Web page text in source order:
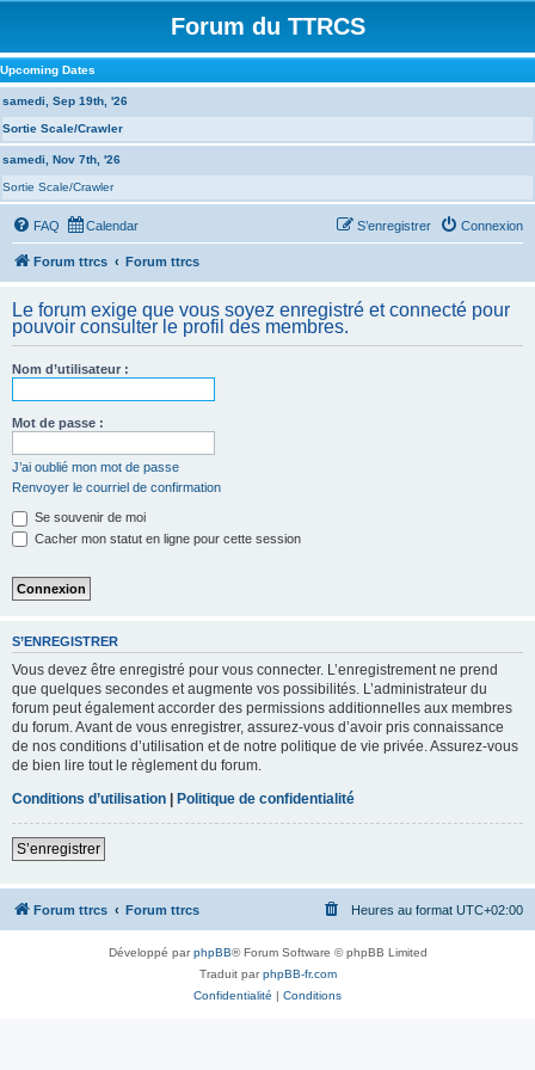
Forum du TTRCS
Upcoming Dates
samedi, Sep 19th, '26
Sortie Scale/Crawler
samedi, Nov 7th, '26
Sortie Scale/Crawler
FAQ Calendar Connexion
S’enregistrer
Forum ttrcs Forum ttrcs
Le forum exige que vous soyez enregistré et connecté pour
pouvoir consulter le profil des membres.
Nom d’utilisateur :
Mot de passe :
J’ai oublié mon mot de passe
Renvoyer le courriel de confirmation
Se souvenir de moi
Cacher mon statut en ligne pour cette session
S’ENREGISTRER
Vous devez être enregistré pour vous connecter. L’enregistrement ne prend
que quelques secondes et augmente vos possibilités. L’administrateur du
forum peut également accorder des permissions additionnelles aux membres
du forum. Avant de vous enregistrer, assurez-vous d’avoir pris connaissance
de nos conditions d’utilisation et de notre politique de vie privée. Assurez-vous
de bien lire tout le règlement du forum.
Conditions d’utilisation | Politique de confidentialité
S’enregistrer
Forum ttrcs Forum ttrcs Heures au format UTC+02:00
Développé parphpBB® Forum Software © phpBB Limited
Traduit parphpBB-fr.com
Confidentialité | Conditions